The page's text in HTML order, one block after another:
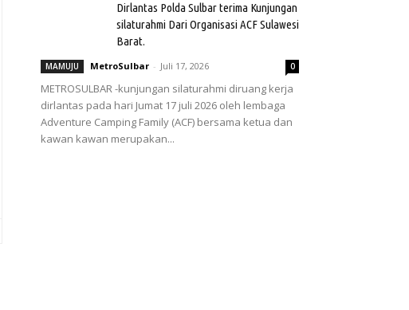
Dirlantas Polda Sulbar terima Kunjungan
silaturahmi Dari Organisasi ACF Sulawesi
Barat.
MAMUJU MetroSulbar - Juli 17, 2026 0
METROSULBAR -kunjungan silaturahmi diruang kerja
dirlantas pada hari Jumat 17 juli 2026 oleh lembaga
Adventure Camping Family (ACF) bersama ketua dan
kawan kawan merupakan...